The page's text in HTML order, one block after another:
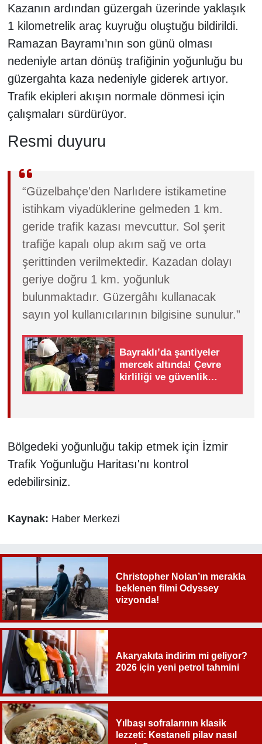
Kazanın ardından güzergah üzerinde yaklaşık
1 kilometrelik araç kuyruğu oluştuğu bildirildi.
Ramazan Bayramı’nın son günü olması
nedeniyle artan dönüş trafiğinin yoğunluğu bu
güzergahta kaza nedeniyle giderek artıyor.
Trafik ekipleri akışın normale dönmesi için
çalışmaları sürdürüyor.
Resmi duyuru
“Güzelbahçe'den Narlıdere istikametine
istihkam viyadüklerine gelmeden 1 km.
geride trafik kazası mevcuttur. Sol şerit
trafiğe kapalı olup akım sağ ve orta
şerittinden verilmektedir. Kazadan dolayı
geriye doğru 1 km. yoğunluk
bulunmaktadır. Güzergâhı kullanacak
sayın yol kullanıcılarının bilgisine sunulur.”
Bayraklı’da şantiyeler
mercek altında! Çevre
kirliliği ve güvenlik
Bölgedeki yoğunluğu takip etmek için İzmir
Trafik Yoğunluğu Haritası'nı kontrol
edebilirsiniz.
Kaynak: Haber Merkezi
Christopher Nolan’ın merakla
beklenen filmi Odyssey
vizyonda!
Akaryakıta indirim mi geliyor?
2026 için yeni petrol tahmini
Yılbaşı sofralarının klasik
lezzeti: Kestaneli pilav nasıl